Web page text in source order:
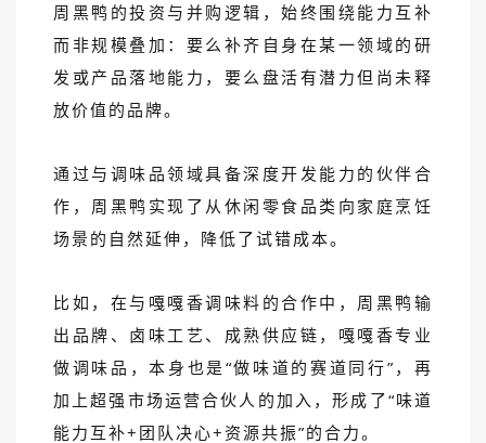
周黑鸭的投资与并购逻辑，始终围绕能力互补
而非规模叠加：要么补齐自身在某一领域的研
发或产品落地能力，要么盘活有潜力但尚未释
放价值的品牌。
通过与调味品领域具备深度开发能力的伙伴合
作，周黑鸭实现了从休闲零食品类向家庭烹饪
场景的自然延伸，降低了试错成本。
比如，在与嘎嘎香调味料的合作中，周黑鸭输
出品牌、卤味工艺、成熟供应链，嘎嘎香专业
做调味品，本身也是“做味道的赛道同行”，再
加上超强市场运营合伙人的加入，形成了“味道
能力互补+团队决心+资源共振”的合力。